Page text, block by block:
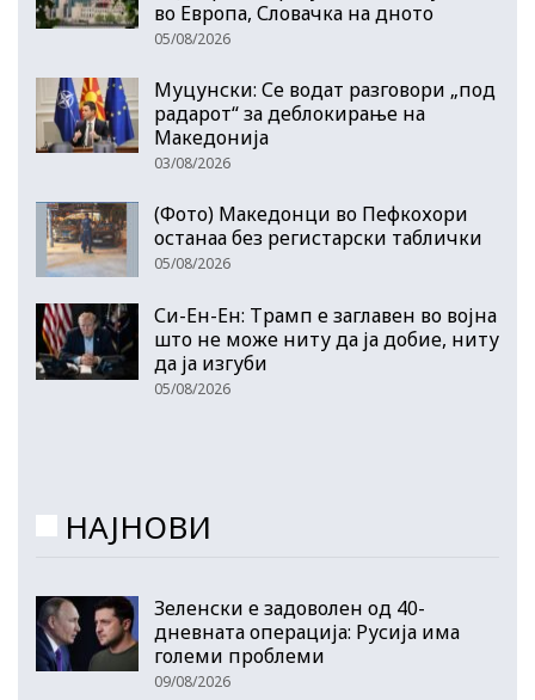
во Европа, Словачка на дното
05/08/2026
Муцунски: Се водат разговори „под
радарот“ за деблокирање на
Македонија
03/08/2026
(Фото) Македонци во Пефкохори
останаа без регистарски таблички
05/08/2026
Си-Ен-Ен: Трамп е заглавен во војна
што не може ниту да ја добие, ниту
да ја изгуби
05/08/2026
НАЈНОВИ
Зеленски е задоволен од 40-
дневната операција: Русија има
големи проблеми
09/08/2026